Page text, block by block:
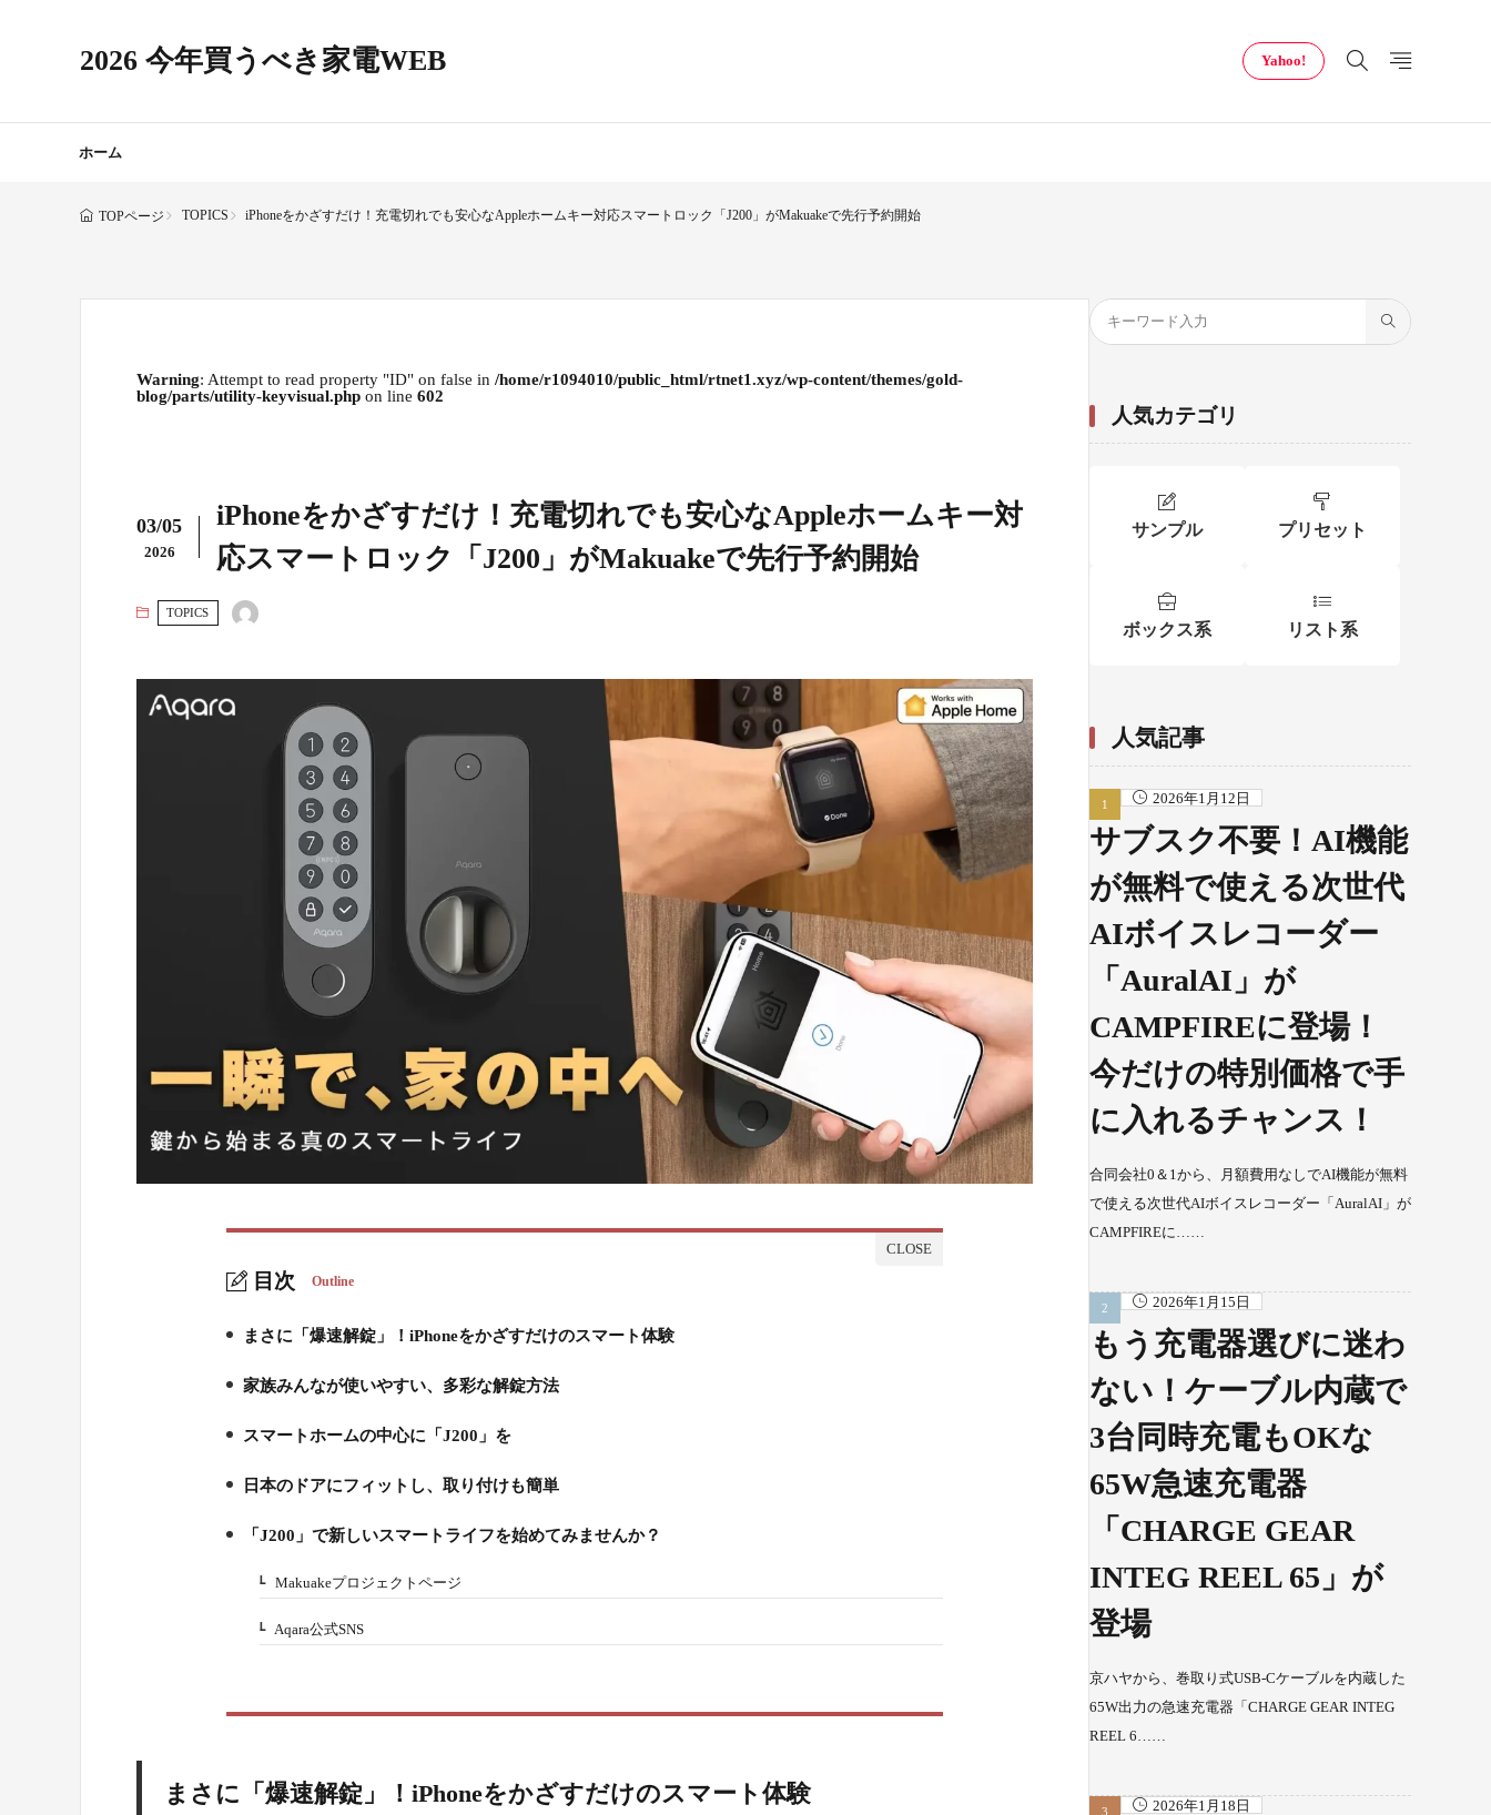
2026 今年買うべき家電WEB Yahoo!
ホーム
TOPページ TOPICS iPhoneをかざすだけ！充電切れでも安心なAppleホームキー対応スマートロック「J200」がMakuakeで先行予約開始
Warning: Attempt to read property "ID" on false in /home/r1094010/public_html/rtnet1.xyz/wp-content/themes/gold-
blog/parts/utility-keyvisual.php on line 602
03/05
2026
iPhoneをかざすだけ！充電切れでも安心なAppleホームキー対
応スマートロック「J200」がMakuakeで先行予約開始
TOPICS
目次 Outline
まさに「爆速解錠」！iPhoneをかざすだけのスマート体験
2.
家族みんなが使いやすい、多彩な解錠方法
3.
スマートホームの中心に「J200」を
4.
日本のドアにフィットし、取り付けも簡単
「J200」で新しいスマートライフを始めてみませんか？
5-1.Makuakeプロジェクトページ
5-2.Aqara公式SNS
まさに「爆速解錠」！iPhoneをかざすだけのスマート体験
人気カテゴリ
サンプル プリセット
ボックス系 リスト系
人気記事
2026年1月12日
サブスク不要！AI機能
が無料で使える次世代
AIボイスレコーダー
「AuralAI」が
CAMPFIREに登場！
今だけの特別価格で手
に入れるチャンス！
合同会社0＆1から、月額費用なしでAI機能が無料
で使える次世代AIボイスレコーダー「AuralAI」が
CAMPFIREに……
2026年1月15日
もう充電器選びに迷わ
ない！ケーブル内蔵で
3台同時充電もOKな
65W急速充電器
「CHARGE GEAR
INTEG REEL 65」が
登場
京ハヤから、巻取り式USB-Cケーブルを内蔵した
65W出力の急速充電器「CHARGE GEAR INTEG
REEL 6……
2026年1月18日